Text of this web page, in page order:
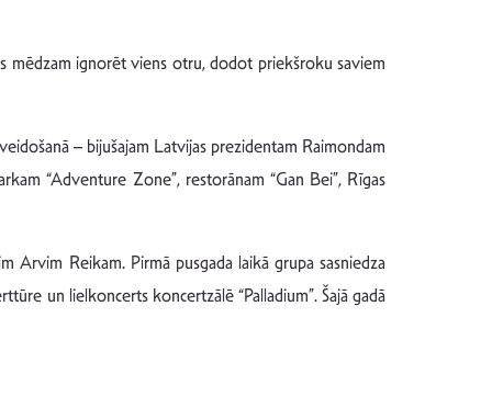
mēdzam ignorēt viens otru, dodot priekšroku saviem
– bijušajam Latvijas prezidentam Raimondam
“Adventure Zone”, restorānam “Gan Bei”, Rīgas
Arvim Reikam. Pirmā pusgada laikā grupa sasniedza
un lielkoncerts koncertzālē “Palladium”. Šajā gadā